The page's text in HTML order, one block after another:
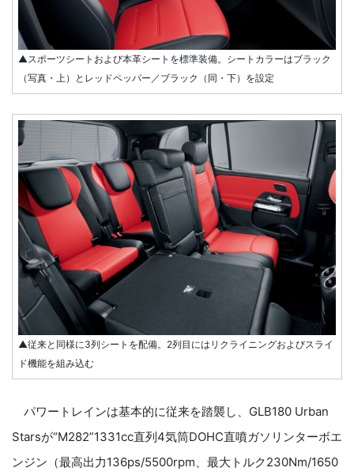
▲スポーツシートおよび本革シートを標準装備。シートカラーはブラック
（写真・上）とレッドペッパー／ブラック（同・下）を設定
▲従来と同様に3列シートを配備。2列目にはリクライニングおよびスライ
ド機能を組み込む
パワートレインは基本的に従来を踏襲し、GLB180 Urban
Starsが“M282”1331cc直列4気筒DOHC直噴ガソリンターボエ
ンジン（最高出力136ps/5500rpm、最大トルク230Nm/1650